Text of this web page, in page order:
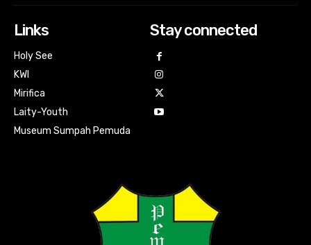
Links
Holy See
KWI
Mirifica
Laity-Youth
Museum Sumpah Pemuda
Stay connected